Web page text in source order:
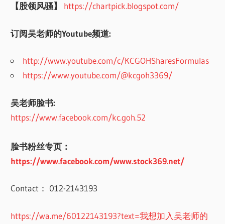
【股领风骚】
https://chartpick.blogspot.com/
订阅吴老师的Youtube频道:
http://www.youtube.com/c/KCGOHSharesFormulas
https://www.youtube.com/@kcgoh3369/
吴老师脸书:
https://www.facebook.com/kc.goh.52
脸书粉丝专页：
https://www.facebook.com/www.stock369.net/
Contact： 012-2143193
https://wa.me/60122143193?text=我想加入吴老师的